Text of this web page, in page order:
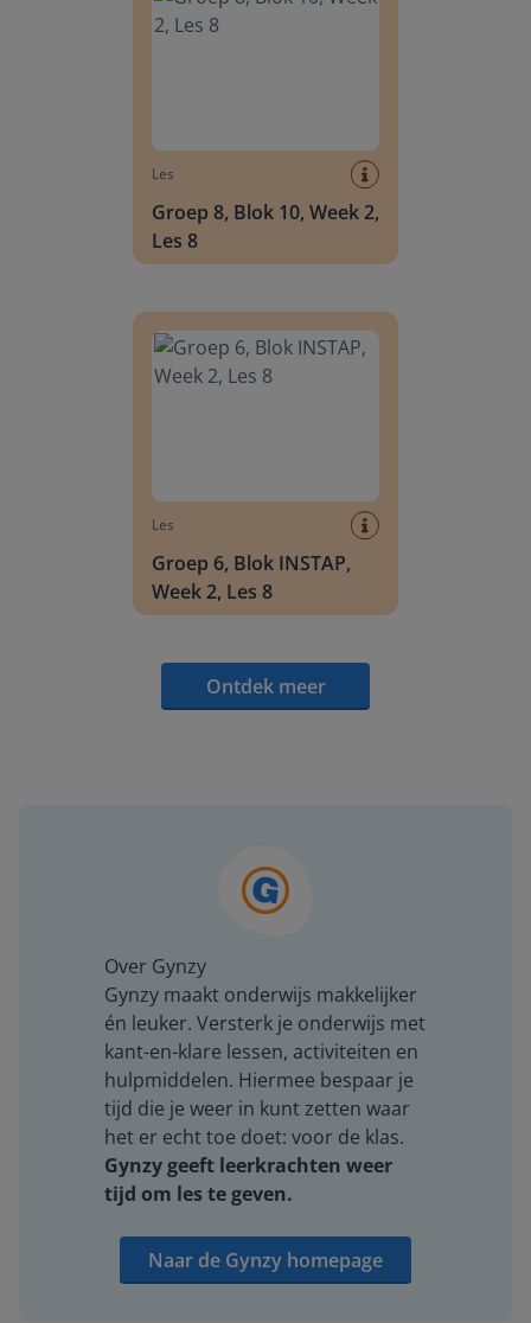
Les
Groep 8, Blok 10, Week 2,
Les 8
Les
Groep 6, Blok INSTAP,
Week 2, Les 8
Ontdek meer
Over Gynzy
Gynzy maakt onderwijs makkelijker
én leuker. Versterk je onderwijs met
kant-en-klare lessen, activiteiten en
hulpmiddelen. Hiermee bespaar je
tijd die je weer in kunt zetten waar
het er echt toe doet: voor de klas.
Gynzy geeft leerkrachten weer
tijd om les te geven.
Naar de Gynzy homepage